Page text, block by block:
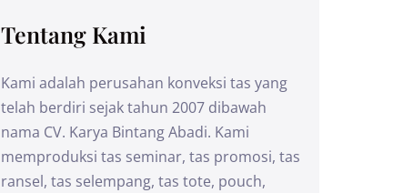
Tentang Kami
Kami adalah perusahan konveksi tas yang
telah berdiri sejak tahun 2007 dibawah
nama CV. Karya Bintang Abadi. Kami
memproduksi tas seminar, tas promosi, tas
ransel, tas selempang, tas tote, pouch,